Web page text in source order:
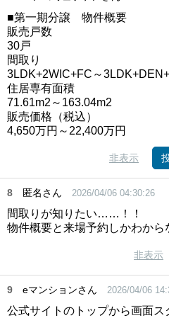
■第一期分譲 物件概要
販売戸数
30戸
間取り
3LDK+2WIC+FC～
住居専有面積
71.61m2～163.04m2
販売価格（税込）
4,650万円～22,400万円
非表示
8 匿名さん 2026/04/06 04:30:26
間取りが知りたい……！！
物件概要と来場予約しかわから
非表示
9 eマンションさん 2026/04/06
公式サイトのトップから画面